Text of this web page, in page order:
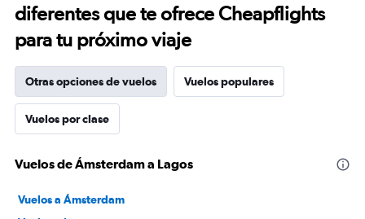
diferentes que te ofrece Cheapflights
para tu próximo viaje
Otras opciones de vuelos Vuelos populares
Vuelos por clase
Vuelos de Ámsterdam a Lagos
Vuelos a Ámsterdam